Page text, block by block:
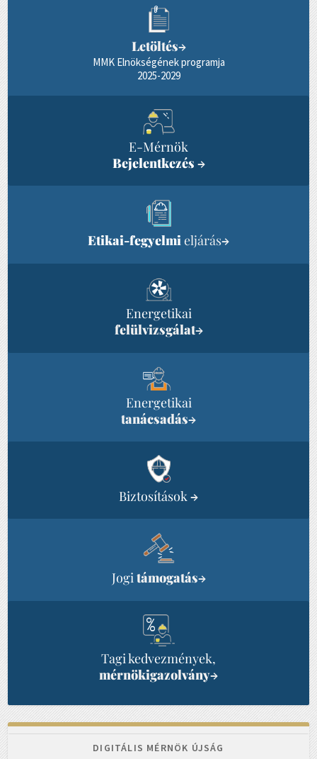
Letöltés→
MMK Elnökségének programja
2025-2029
E-Mérnök
Bejelentkezés →
Etikai-fegyelmieljárás→
Energetikai
felülvizsgálat→
Energetikai
tanácsadás→
Biztosítások→
Jogitámogatás→
Tagi kedvezmények,
mérnökigazolvány→
DIGITÁLIS MÉRNÖK ÚJSÁG